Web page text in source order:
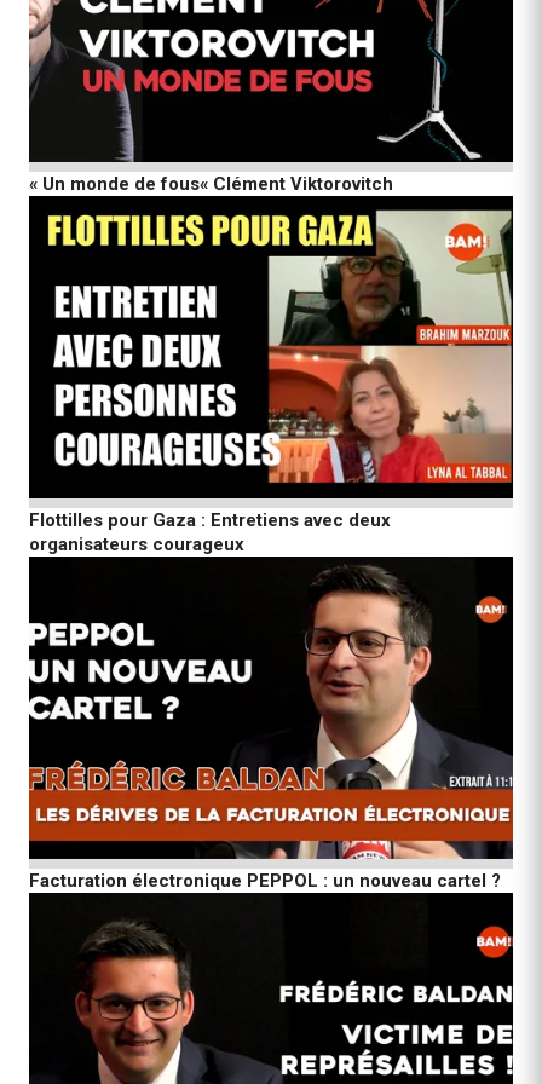
« Un monde de fous« Clément Viktorovitch
Flottilles pour Gaza : Entretiens avec deux
organisateurs courageux
Facturation électronique PEPPOL : un nouveau cartel ?